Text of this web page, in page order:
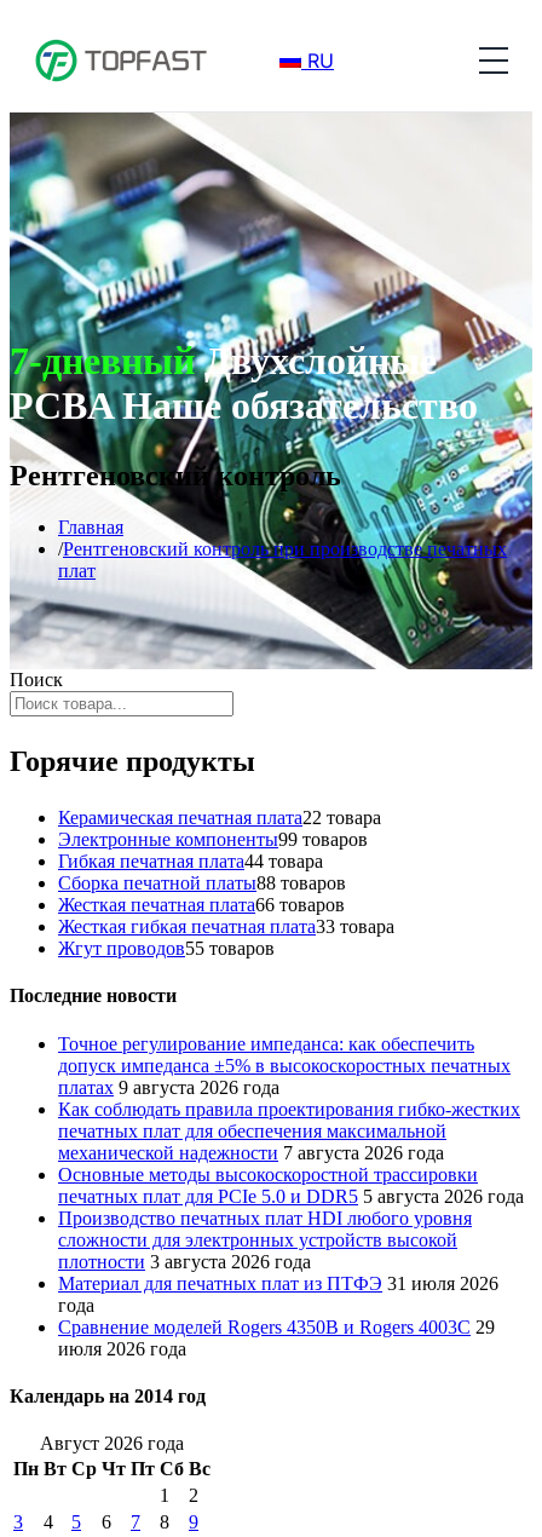
RU
7-дневныйДвухслойные
PCBA Наше обязательство
Рентгеновский контроль
Главная
Рентгеновский контроль при производстве печатных
плат
Поиск
Горячие продукты
Керамическая печатная плата22 товара
Электронные компоненты99 товаров
Гибкая печатная плата44 товара
Сборка печатной платы88 товаров
Жесткая печатная плата66 товаров
Жесткая гибкая печатная плата33 товара
Жгут проводов55 товаров
Последние новости
Точное регулирование импеданса: как обеспечить
допуск импеданса ±5% в высокоскоростных печатных
платах 9 августа 2026 года
Как соблюдать правила проектирования гибко-жестких
печатных плат для обеспечения максимальной
механической надежности 7 августа 2026 года
Основные методы высокоскоростной трассировки
печатных плат для PCIe 5.0 и DDR5 5 августа 2026 года
Производство печатных плат HDI любого уровня
сложности для электронных устройств высокой
плотности 3 августа 2026 года
Материал для печатных плат из ПТФЭ 31 июля 2026
года
Сравнение моделей Rogers 4350B и Rogers 4003C 29
июля 2026 года
Календарь на 2014 год
Август 2026 года
Пн Вт Ср Чт Пт Сб Вс
1
2
3
4 5 6 7 8
9